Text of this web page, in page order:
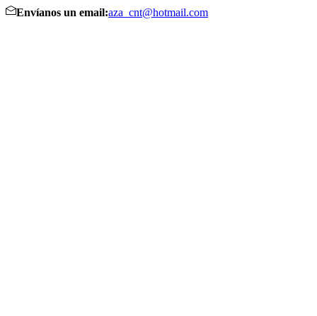
Envíanos un email:aza_cnt@hotmail.com